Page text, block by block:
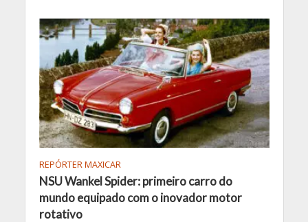
REPÓRTER MAXICAR
NSU Wankel Spider: primeiro carro do
mundo equipado com o inovador motor
rotativo